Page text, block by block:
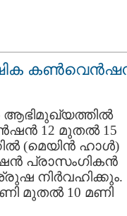
ആഭിമുഖ്യത്തില്‍
12 മുതല്‍ 15
(മെയിന്‍ ഹാള്‍)
പ്രാസംഗികന്‍
നിര്‍വഹിക്കും.
മുതല്‍ 10 മണി